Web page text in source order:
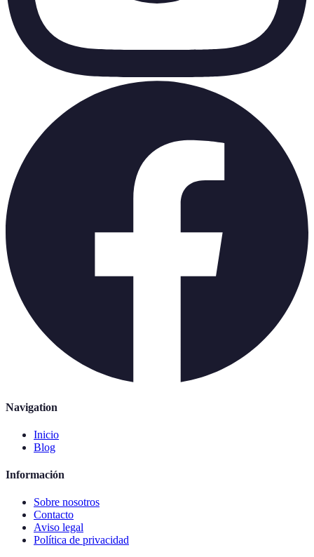
Navigation
Inicio
Blog
Información
Sobre nosotros
Contacto
Aviso legal
Política de privacidad